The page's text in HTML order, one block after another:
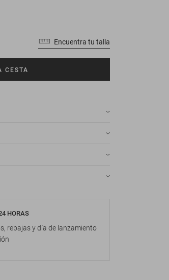
Encuentra tu talla
CESTA
HORAS
rebajas y día de lanzamiento